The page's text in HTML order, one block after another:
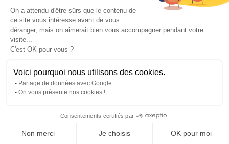
On a attendu d'être sûrs que le contenu de
ce site vous intéresse avant de vous
déranger, mais on aimerait bien vous accompagner pendant votre
visite...
C'est OK pour vous ?
Voici pourquoi nous utilisons des cookies.
Partage de données avec Google
On vous présente nos cookies !
Consentements certifiés par
Non merci Je choisis OK pour moi